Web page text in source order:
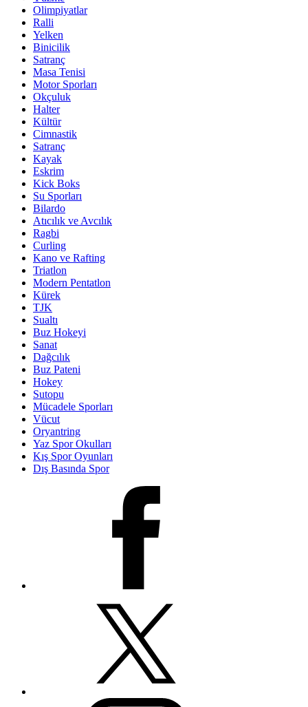
Olimpiyatlar
Ralli
Yelken
Binicilik
Satranç
Masa Tenisi
Motor Sporları
Okçuluk
Halter
Kültür
Cimnastik
Satranç
Kayak
Eskrim
Kick Boks
Su Sporları
Bilardo
Atıcılık ve Avcılık
Ragbi
Curling
Kano ve Rafting
Triatlon
Modern Pentatlon
Kürek
TJK
Sualtı
Buz Hokeyi
Sanat
Dağcılık
Buz Pateni
Hokey
Sutopu
Mücadele Sporları
Vücut
Oryantring
Yaz Spor Okulları
Kış Spor Oyunları
Dış Basında Spor